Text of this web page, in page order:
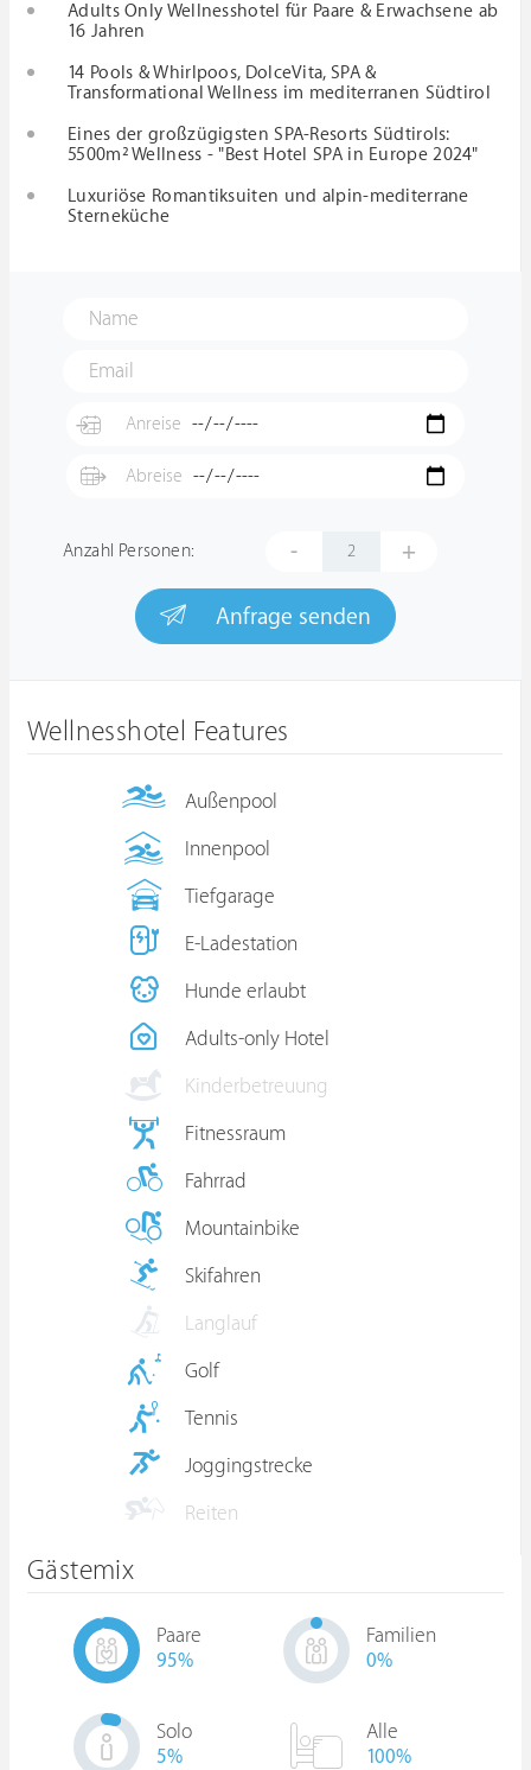
Adults Only Wellnesshotel für Paare & Erwachsene ab
16 Jahren
14 Pools & Whirlpoos, DolceVita, SPA &
Transformational Wellness im mediterranen Südtirol
Eines der großzügigsten SPA-Resorts Südtirols:
5500m² Wellness - "Best Hotel SPA in Europe 2024"
Luxuriöse Romantiksuiten und alpin-mediterrane
Sterneküche
Anzahl Personen: - +
Anfrage senden
Wellnesshotel Features
Außenpool
Innenpool
Tiefgarage
E-Ladestation
Hunde erlaubt
Adults-only Hotel
Kinderbetreuung
Fitnessraum
Fahrrad
Mountainbike
Skifahren
Langlauf
Golf
Tennis
Joggingstrecke
Reiten
Gästemix
Paare
95%
Familien
0%
Solo
5%
Alle
100%